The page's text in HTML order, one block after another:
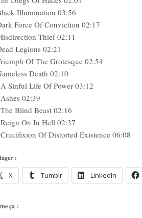
Illumination 03:56
Force Of Conviction 02:17
Thief 02:11
Legions 02:21
Of The Grotesque 02:54
Death 02:10
Sinful Life Of Power 03:12
02:39
Blind Beast 02:16
On In Hell 02:37
Of Distorted Existence 06:08
:
X Tumblr LinkedIn
ça :